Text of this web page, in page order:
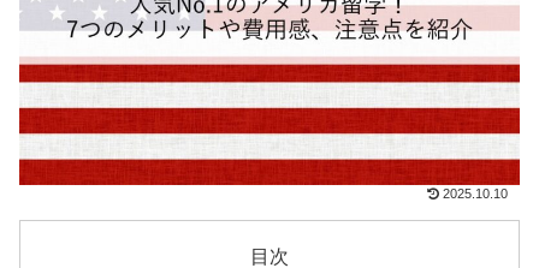
2025.10.10
目次